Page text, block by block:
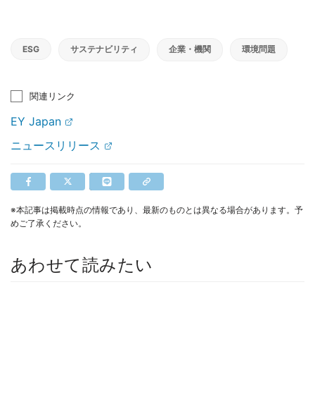
ESG サステナビリティ 企業・機関 環境問題
関連リンク
EY Japan
ニュースリリース
※本記事は掲載時点の情報であり、最新のものとは異なる場合があります。予
めご了承ください。
あわせて読みたい